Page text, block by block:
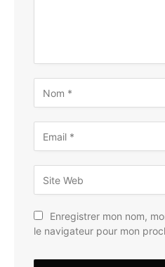
Enregistrer mon nom,
le navigateur pour mon